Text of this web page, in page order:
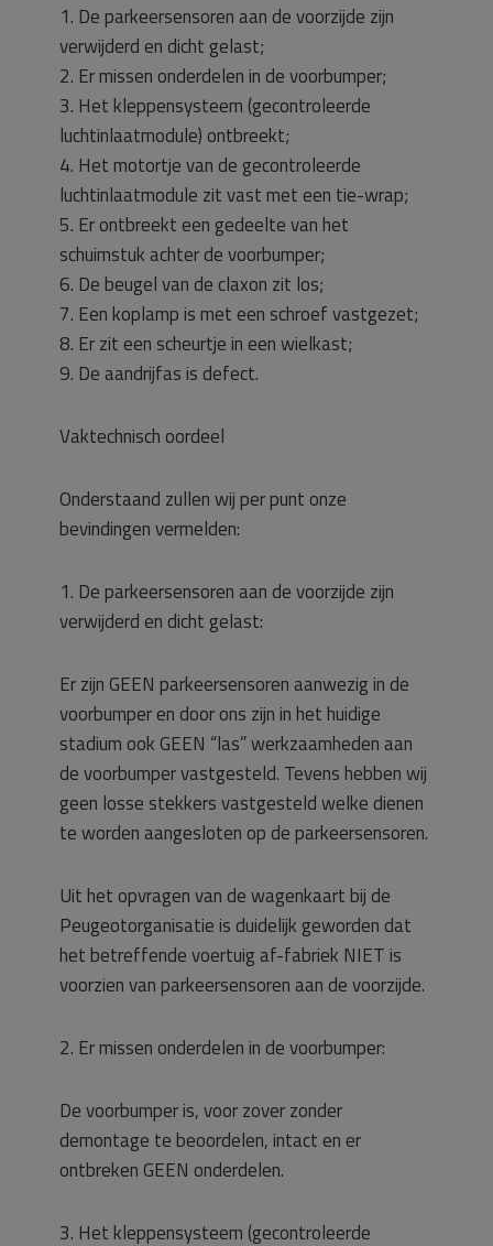
1. De parkeersensoren aan de voorzijde zijn
verwijderd en dicht gelast;
2. Er missen onderdelen in de voorbumper;
3. Het kleppensysteem (gecontroleerde
luchtinlaatmodule) ontbreekt;
4. Het motortje van de gecontroleerde
luchtinlaatmodule zit vast met een tie-wrap;
5. Er ontbreekt een gedeelte van het
schuimstuk achter de voorbumper;
6. De beugel van de claxon zit los;
7. Een koplamp is met een schroef vastgezet;
8. Er zit een scheurtje in een wielkast;
9. De aandrijfas is defect.
Vaktechnisch oordeel
Onderstaand zullen wij per punt onze
bevindingen vermelden:
1. De parkeersensoren aan de voorzijde zijn
verwijderd en dicht gelast:
Er zijn GEEN parkeersensoren aanwezig in de
voorbumper en door ons zijn in het huidige
stadium ook GEEN “las” werkzaamheden aan
de voorbumper vastgesteld. Tevens hebben wij
geen losse stekkers vastgesteld welke dienen
te worden aangesloten op de parkeersensoren.
Uit het opvragen van de wagenkaart bij de
Peugeotorganisatie is duidelijk geworden dat
het betreffende voertuig af-fabriek NIET is
voorzien van parkeersensoren aan de voorzijde.
2. Er missen onderdelen in de voorbumper:
De voorbumper is, voor zover zonder
demontage te beoordelen, intact en er
ontbreken GEEN onderdelen.
3. Het kleppensysteem (gecontroleerde